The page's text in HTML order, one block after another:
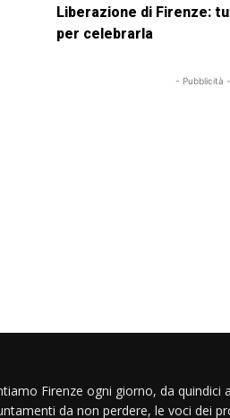
Liberazione di Firenze:
per celebrarla
- Pubblicità -
Firenze ogni giorno, da quindici
da non perdere, le voci dei